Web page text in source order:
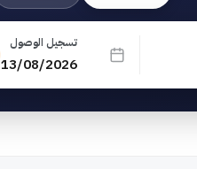
تسجيل الوصول
13/08/2026